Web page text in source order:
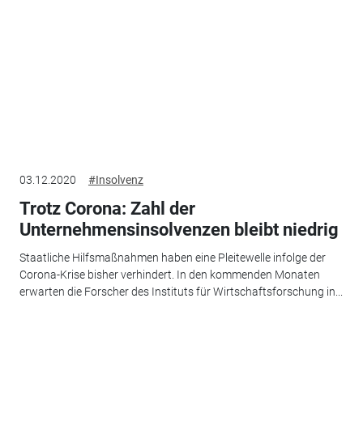
03.12.2020 #Insolvenz
Trotz Corona: Zahl der
Unternehmensinsolvenzen bleibt niedrig
Staatliche Hilfsmaßnahmen haben eine Pleitewelle infolge der
Corona-Krise bisher verhindert. In den kommenden Monaten
erwarten die Forscher des Instituts für Wirtschaftsforschung in...